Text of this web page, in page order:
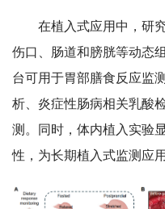
在植入式应用中，研
伤口、肠道和膀胱等动态
台可用于胃部膳食反应监
析、炎症性肠病相关乳酸
测。同时，体内植入实验
性，为长期植入式监测应